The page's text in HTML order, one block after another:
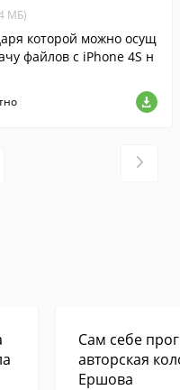
МБ)
которой можно осущ
файлов с iPhone 4S н
Сам себе
авторская
Ершова